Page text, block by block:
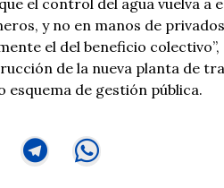
y no en manos de
el del beneficio
de la nueva planta de
esquema de gestión pública.